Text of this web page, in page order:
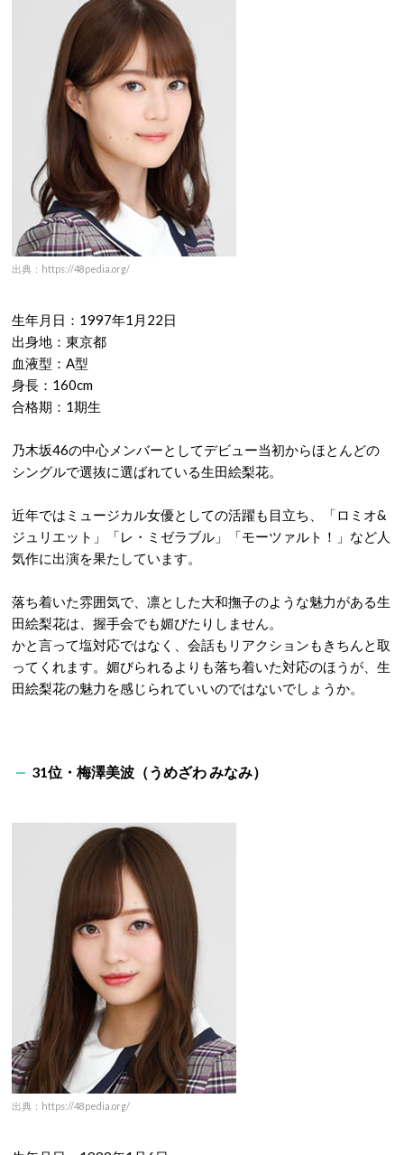
出典：https://48pedia.org/
生年月日：1997年1月22日
出身地：東京都
血液型：A型
身長：160cm
合格期：1期生
乃木坂46の中心メンバーとしてデビュー当初からほとんどの
シングルで選抜に選ばれている生田絵梨花。
近年ではミュージカル女優としての活躍も目立ち、「ロミオ&
ジュリエット」「レ・ミゼラブル」「モーツァルト！」など人
気作に出演を果たしています。
落ち着いた雰囲気で、凛とした大和撫子のような魅力がある生
田絵梨花は、握手会でも媚びたりしません。
かと言って塩対応ではなく、会話もリアクションもきちんと取
ってくれます。媚びられるよりも落ち着いた対応のほうが、生
田絵梨花の魅力を感じられていいのではないでしょうか。
31位・梅澤美波（うめざわ みなみ）
出典：https://48pedia.org/